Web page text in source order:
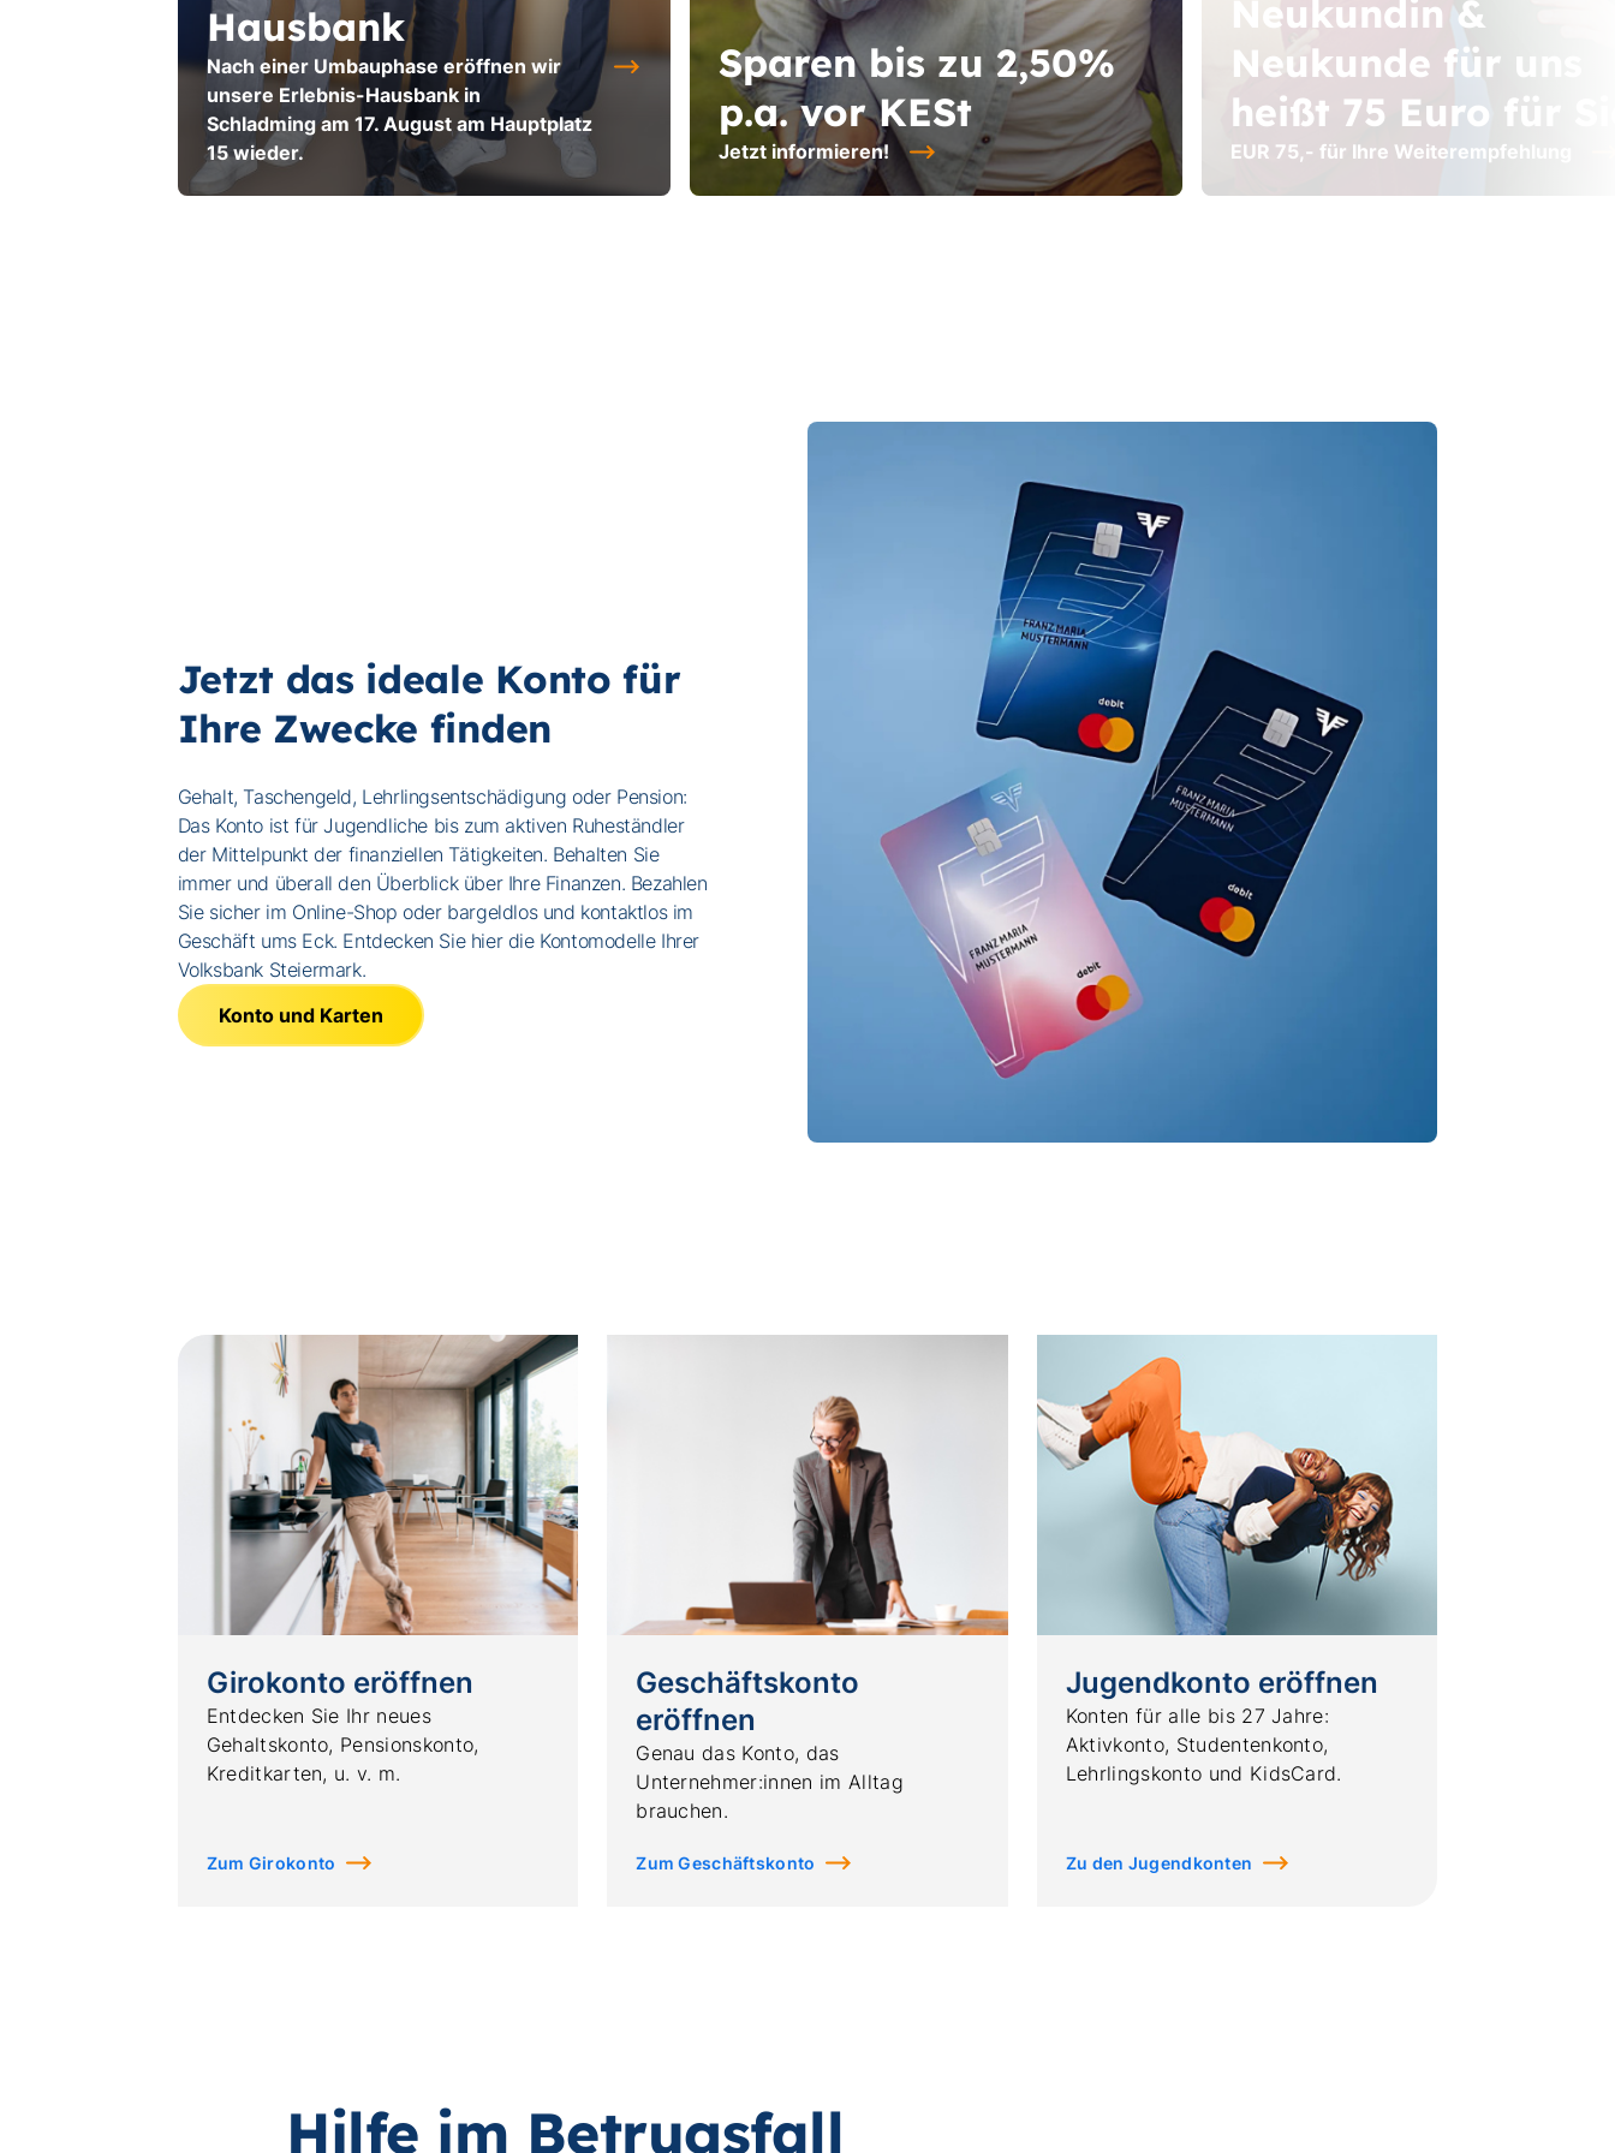
Hausbank
Nach einer Umbauphase eröffnen wir
unsere Erlebnis-Hausbank in
Schladming am 17. August am Hauptplatz
15 wieder.
Sparen bis zu 2,50%
p.a. vor KESt
Jetzt informieren!
Neukundin &
Neukunde für uns
heißt 75 Euro für
EUR 75,- für Ihre Weiterempfehlung
Jetzt das ideale Konto für
Ihre Zwecke finden
Gehalt, Taschengeld, Lehrlingsentschädigung oder Pension:
Das Konto ist für Jugendliche bis zum aktiven Ruheständler
der Mittelpunkt der finanziellen Tätigkeiten. Behalten Sie
immer und überall den Überblick über Ihre Finanzen. Bezahlen
Sie sicher im Online-Shop oder bargeldlos und kontaktlos im
Geschäft ums Eck. Entdecken Sie hier die Kontomodelle Ihrer
Volksbank Steiermark.
Konto und Karten
Girokonto eröffnen
Entdecken Sie Ihr neues
Gehaltskonto, Pensionskonto,
Kreditkarten, u. v. m.
Zum Girokonto
Geschäftskonto
eröffnen
Genau das Konto, das
Unternehmer:innen im Alltag
brauchen.
Zum Geschäftskonto
Jugendkonto eröffnen
Konten für alle bis 27 Jahre:
Aktivkonto, Studentenkonto,
Lehrlingskonto und KidsCard.
Zu den Jugendkonten
Hilfe im Betrugsfall